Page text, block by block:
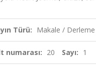
Türü: Makale / Derleme
numarası: 20 Sayı: 1